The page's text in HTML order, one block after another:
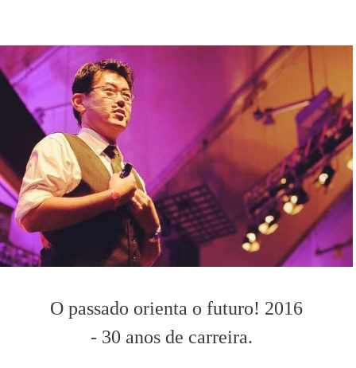
O passado orienta o futuro! 2016
- 30 anos de carreira.